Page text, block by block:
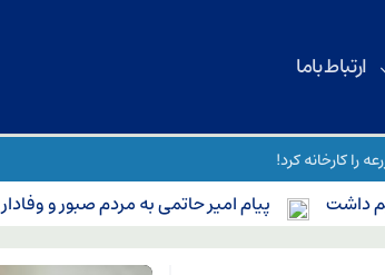
ارتباط باما
را کارخانه کرد!
پیام امیر حاتمی به مردم صبور و وفادار ایران